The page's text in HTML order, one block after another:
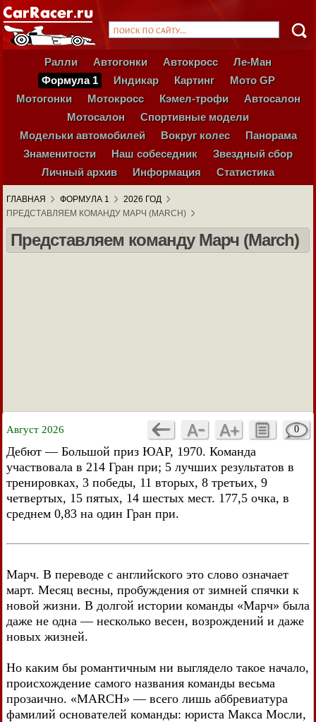
Ралли Автогонки Автокросс
Ле-Ман
Формула 1
Индикар Картинг
Мото GP
Мотогонки
Мотокросс Кэмел-трофи
Автосалон
Мотосалон
Спортивные модели
Модельки автомобилей
Вокруг колес
Панорама
Знаменитости
Наш собеседник
Звездный сбор
Личный архив
Информация Статистика
ГЛАВНАЯ ФОРМУЛА 1
2026 ГОД
ПРЕДСТАВЛЯЕМ КОМАНДУ МАРЧ (MARCH)
Представляем команду Марч (March)
Август 2026 0
Дебют — Большой приз ЮАР, 1970. Команда
участвовала в 214 Гран при; 5 лучших результатов в
тренировках, 3 победы, 11 вторых, 8 третьих, 9
четвертых, 15 пятых, 14 шестых мест. 177,5 очка, в
среднем 0,83 на один Гран при.
Марч. В переводе с английского это слово означает
март. Месяц весны, пробуждения от зимней спячки к
новой жизни. В долгой истории команды «Марч» была
даже не одна — несколько весен, возрождений и даже
новых жизней.
Но каким бы романтичным ни выглядело такое начало,
происхождение самого названия команды весьма
прозаично. «MARCH» — всего лишь аббревиатура
фамилий основателей команды: юриста Макса Мосли,